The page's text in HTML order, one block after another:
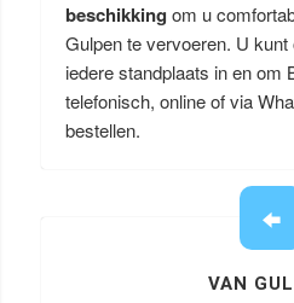
beschikking om u
Gulpen te vervoeren. U kunt
iedere standplaats in en om
telefonisch, online of via
bestellen.
VAN